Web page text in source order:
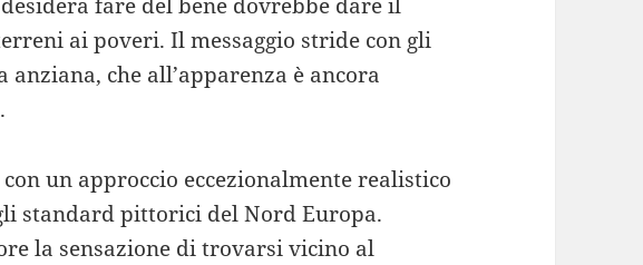
fare del bene dovrebbe dare il
ai poveri. Il messaggio stride con gli
che all’apparenza è ancora
un approccio eccezionalmente realistico
standard pittorici del Nord Europa.
la sensazione di trovarsi vicino al